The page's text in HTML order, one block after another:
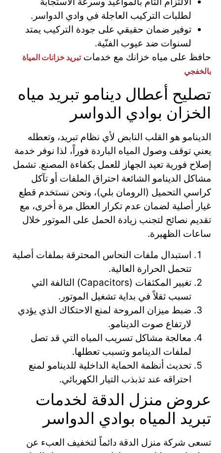
لطلبات التركيب العاجلة في وادي الدواسر.
توفير ضمان حقيقي على جودة التركيب يمتد
لسنوات ضد عيوب الفنّية.
حافظ على مياه خزانك مع خدماتتبريد خزانات المياة
بالخفجي
تصليح أعطال دينامو تبريد مياه
الخزان بوادي الدواسر
الدينامو هو القلب النابض لأي نظام تبريد، وتعطله
يعني توقف وصول المياه الباردة فوراً، لذا نوفر خدمة
إصلاح فورية تعيد الجهاز للعمل بكفاءة المصنع. تشمل
مشاكل الدينامو الشائعة احتراق الملفات أو تآكل
كراسي التحميل (الرومان بلي)، ونحن نستخدم قطع
غيار أصلية لضمان عدم تكرار العطل مرة أخرى، مع
تقديم نصائح لتجنب زيادة الحمل على الموتور خلال
ساعات الظهيرة.
استبدال ملفات النحاس المحترقة بملفات أصلية
تتحمل الحرارة العالية.
تغيير المكثفات (Capacitors) التالفة التي
تسبب ثقلاً في بداية تشغيل الموتور.
ضبط ميزان المروحة لمنع الاحتكاك الذي يؤدي
لارتفاع صوت الدينامو.
معالجة مشاكل تسريب المياه التي قد تصل
لملفات الدينامو وتسبب تعطلها.
تحديث أنظمة الحماية الداخلية للدينامو لمنع
احتراقه عند تذبذب التيار الكهربائي.
عروض منزل الدقة لخدمات
تبريد المياه بوادي الدواسر
تسعى شركة منزل الدقة دائماً لتخفيف العبء عن